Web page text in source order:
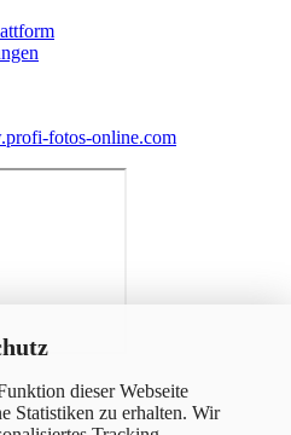
dieser Webseite
Statistiken zu erhalten. Wir
fotos-online.com